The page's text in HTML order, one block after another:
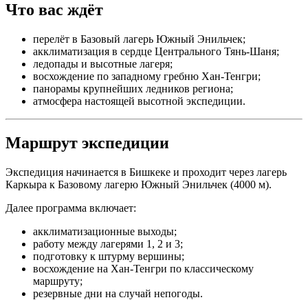
Что вас ждёт
перелёт в Базовый лагерь Южный Энильчек;
акклиматизация в сердце Центрального Тянь-Шаня;
ледопады и высотные лагеря;
восхождение по западному гребню Хан-Тенгри;
панорамы крупнейших ледников региона;
атмосфера настоящей высотной экспедиции.
Маршрут экспедиции
Экспедиция начинается в Бишкеке и проходит через лагерь
Каркыра к Базовому лагерю Южный Энильчек (4000 м).
Далее программа включает:
акклиматизационные выходы;
работу между лагерями 1, 2 и 3;
подготовку к штурму вершины;
восхождение на Хан-Тенгри по классическому
маршруту;
резервные дни на случай непогоды.